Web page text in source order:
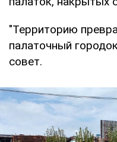
"Территорию
палаточный
совет.